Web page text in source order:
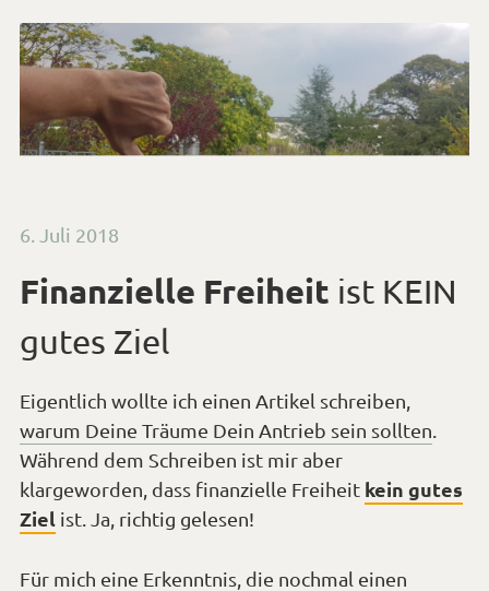
Veröffentlicht
6. Juli 2018
Finanzielle Freiheit ist KEIN
gutes Ziel
Eigentlich wollte ich einen Artikel schreiben,
warum Deine Träume Dein Antrieb sein sollten.
Während dem Schreiben ist mir aber
klargeworden, dass finanzielle Freiheit kein gutes
Ziel ist. Ja, richtig gelesen!
Für mich eine Erkenntnis, die nochmal einen